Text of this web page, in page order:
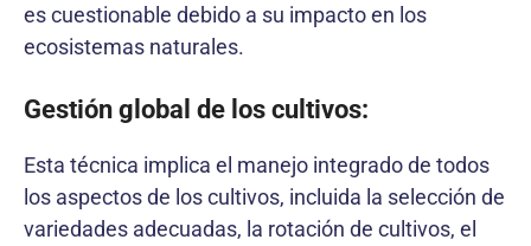
es cuestionable debido a su impacto en los
ecosistemas naturales.
Gestión global de los cultivos:
Esta técnica implica el manejo integrado de todos
los aspectos de los cultivos, incluida la selección de
variedades adecuadas, la rotación de cultivos, el